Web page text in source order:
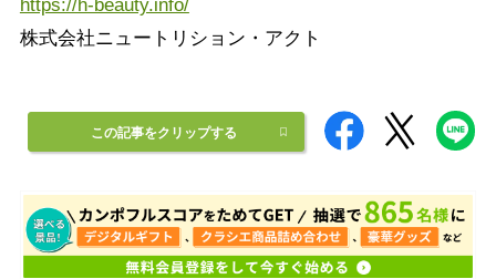
https://h-beauty.info/
株式会社ニュートリション・アクト
この記事をクリップする